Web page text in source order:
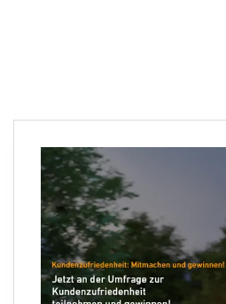
Ihre E-Mail Adresse